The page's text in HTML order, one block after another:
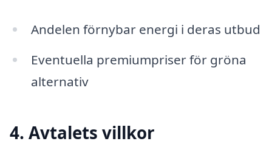
Andelen förnybar energi i deras utbud
Eventuella premiumpriser för gröna
alternativ
4. Avtalets villkor